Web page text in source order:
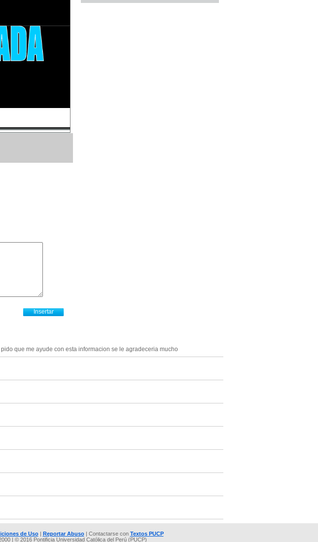
que me ayude con esta informacion se le agradeceria mucho
de Uso| Reportar Abuso| Contactarse con Textos PUCP
| © 2016 Pontificia Universidad Católica del Perú (PUCP)